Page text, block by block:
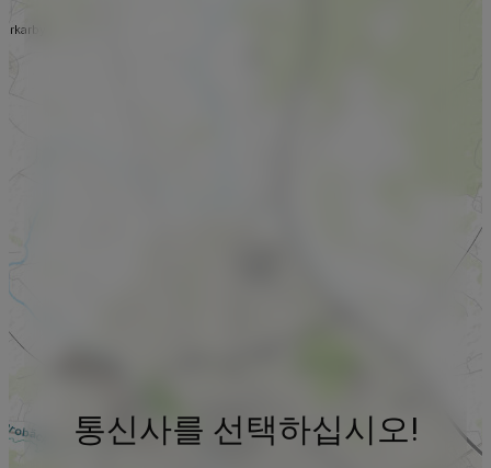
통신사를 선택하십시오!